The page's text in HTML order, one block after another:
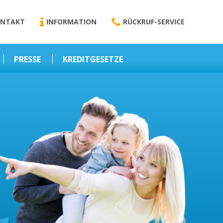
INFORMATION RÜCKRUF-SERVICE
PRESSE
Wirtschaft – Finanzen
KREDITGESETZE
Schriftform
Darlehensvermittlung
Nebenentgelte
Kreditvermittlung
Abweichende
Vereinbarung
Erlaubnis zur
Kreditvermittlung